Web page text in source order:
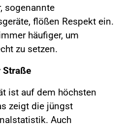
sogenannte
flößen Respekt ein.
häufiger, um
zu setzen.
Straße
ist auf dem höchsten
zeigt die jüngst
Auch